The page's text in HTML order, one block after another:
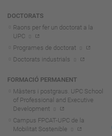
DOCTORATS
Raons per fer un doctorat a la
UPC
Programes de doctorat
Doctorats industrials
FORMACIÓ PERMANENT
Màsters i postgraus. UPC School
of Professional and Executive
Development
Campus FPCAT-UPC de la
Mobilitat Sostenible